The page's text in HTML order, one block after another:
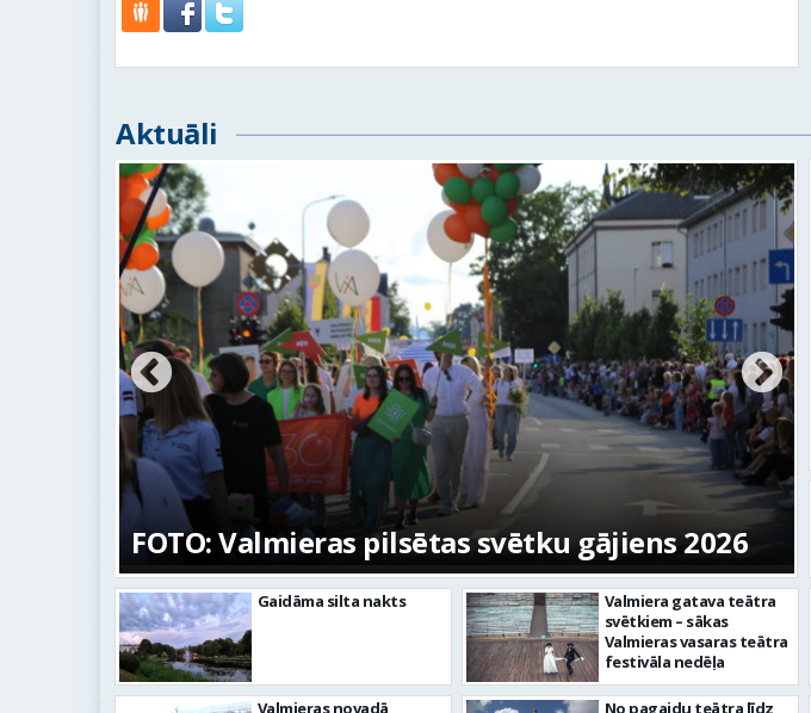
Aktuāli
FOTO: Valmieras pilsētas svētku gājiens 2026
Gaidāma silta nakts
Valmieras novadā
Valmiera gatava teātra
svētkiem – sākas
Valmieras vasaras teātra
festivāla nedēļa
No pagaidu teātra līdz